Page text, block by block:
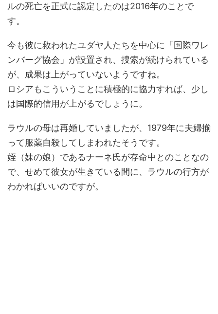
ルの死亡を正式に認定したのは2016年のことで
す。
今も彼に救われたユダヤ人たちを中心に「国際ワレ
ンバーグ協会」が設置され、捜索が続けられている
が、成果は上がっていないようですね。
ロシアもこういうことに積極的に協力すれば、少し
は国際的信用が上がるでしょうに。
ラウルの母は再婚していましたが、1979年に夫婦揃
って服薬自殺してしまわれたそうです。
姪（妹の娘）であるナーネ氏が存命中とのことなの
で、せめて彼女が生きている間に、ラウルの行方が
わかればいいのですが。